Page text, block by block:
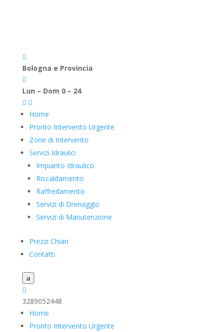

Bologna e Provincia

Lun – Dom 0 – 24
 
Home
Pronto Intervento Urgente
Zone di Intervento
Servizi Idraulici
Impianto Idraulico
Riscaldamento
Raffredamento
Servizi di Drenaggio
Servizi di Manutenzione
Prezzi Chiari
Contatti
a

3289052448
Home
Pronto Intervento Urgente